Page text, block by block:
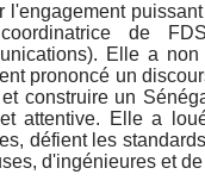
de
Elle a
prononcé un
construire un
attentive. Elle a
défient les
d'ingénieures et